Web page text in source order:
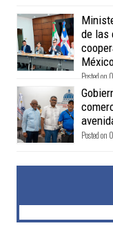
de las
Posted
Posted